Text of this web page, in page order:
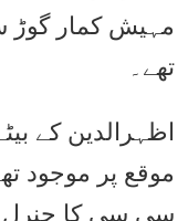
مہیش کمار گوڑ
تھے۔
اظہرالدین کے
موقع پر موجود
سی سی کا جنرل